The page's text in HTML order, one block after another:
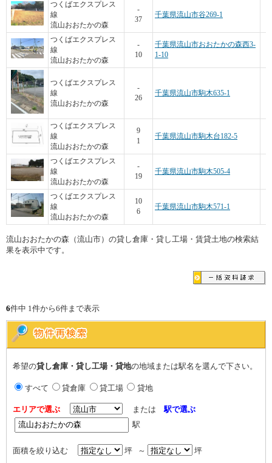
つくばエクスプレス
線
流山おおたかの森
-
37
千葉県流山市谷269-1
つくばエクスプレス
線
流山おおたかの森
-
10
千葉県流山市おおたかの森西3-
1-10
つくばエクスプレス
線
流山おおたかの森
-
26
千葉県流山市駒木635-1
つくばエクスプレス
線
流山おおたかの森
9
1
千葉県流山市駒木台182-5
つくばエクスプレス
線
流山おおたかの森
-
19
千葉県流山市駒木505-4
つくばエクスプレス
線
流山おおたかの森
10
6
千葉県流山市駒木571-1
流山おおたかの森（流山市）の貸し倉庫・貸し工場・賃貸土地の検索結
果を表示中です。
6件中 1件から6件まで表示
希望の貸し倉庫・貸し工場・貸地の地域または駅名を選んで下さい。
すべて 貸倉庫 貸工場 貸地
エリアで選ぶ または駅で選ぶ
駅
面積を絞り込む 坪 ～ 坪